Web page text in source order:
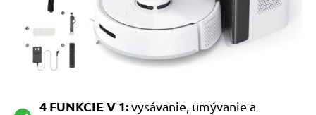
4 FUNKCIE V 1:vysávanie, umývanie a